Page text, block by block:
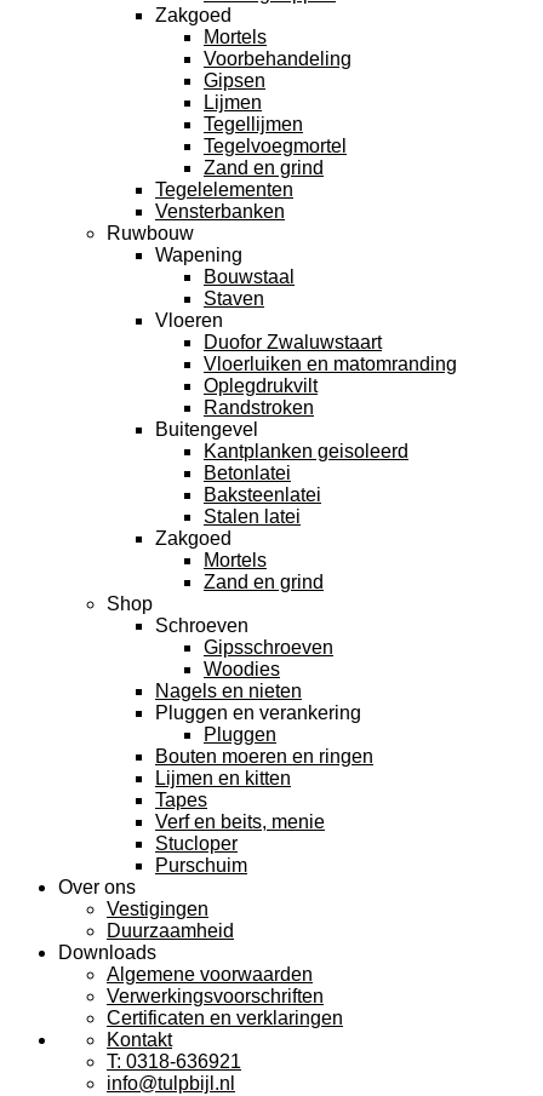
Zakgoed
Mortels
Voorbehandeling
Gipsen
Lijmen
Tegellijmen
Tegelvoegmortel
Zand en grind
Tegelelementen
Vensterbanken
Ruwbouw
Wapening
Bouwstaal
Staven
Vloeren
Duofor Zwaluwstaart
Vloerluiken en matomranding
Oplegdrukvilt
Randstroken
Buitengevel
Kantplanken geisoleerd
Betonlatei
Baksteenlatei
Stalen latei
Zakgoed
Mortels
Zand en grind
Shop
Schroeven
Gipsschroeven
Woodies
Nagels en nieten
Pluggen en verankering
Pluggen
Bouten moeren en ringen
Lijmen en kitten
Tapes
Verf en beits, menie
Stucloper
Purschuim
Over ons
Vestigingen
Duurzaamheid
Downloads
Algemene voorwaarden
Verwerkingsvoorschriften
Certificaten en verklaringen
Kontakt
T: 0318-636921
info@tulpbijl.nl